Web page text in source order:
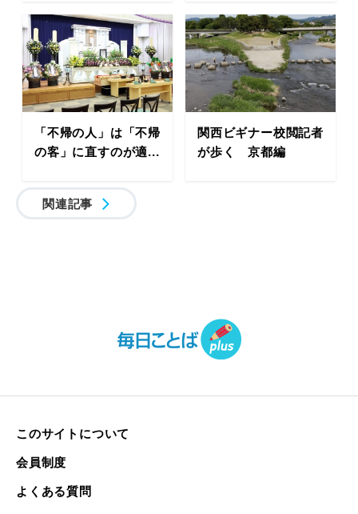
「不帰の人」は「不帰
の客」に直すのが適...
関西ビギナー校閲記者
が歩く 京都編
関連記事
このサイトについて
会員制度
よくある質問